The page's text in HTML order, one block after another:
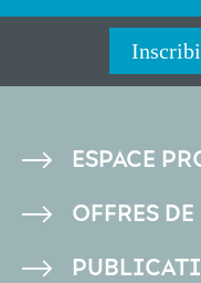
PIED
DE
ESPACE
OFFRES